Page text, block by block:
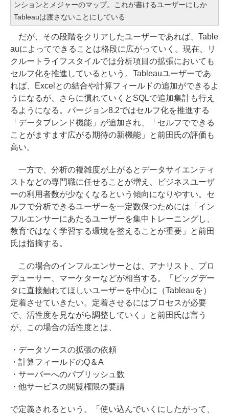
ンションとメジャーのマップ。これが書けるユーザーにしか
Tableauは渡さないことにしている
だが、その段階をクリアしたユーザーであれば、Table
auによってできることは格段に広がっていく。現在、リ
クルートライフスタイルでは分析項目の拡張においても
セルフ化を推進しているという。Tableauユーザーであ
れば、Excelとの結合や計算フィールドの追加ができるよ
うになるが、さらに慣れていくとSQLで追加集計も行え
るようになる。バージョン8.2ではセルフ化を推進する
「データブレンド機能」が追加され、「セルフでできる
ことがますます広がる期待の新機能」と前田氏の評価も
高い。
一方で、分析の複雑度が上がるとデータサイエンティ
ストなどの専門職に任せることが増え、ビジネスユーザ
ーの利用者数が少なくなるという傾向になりやすい。セ
ルフで分析できるユーザーを一定数保つためには「イン
フルエンサーにあたるユーザーを集中トレーニングし、
教育ではなく学習する環境を整えることが重要」と前田
氏は指摘する。
この場合のインフルエンサーとは、アナリスト、プロ
デューサー、マーケターなどが相当する。「ビッグデー
タに直接触れてほしいユーザーを中心に（Tableauを）
定着させていきたい。定着させるにはプロセスが必要
で、活性度を見ながら調整していく」と前田氏は言う
が、この場合の活性度とは、
・データソースの拡張の依頼
・計算フィールドのQ＆A
・サーバーへのパブリッシュ数
・他サービスの閲覧権限の要請
で定義されるという。「使い込んでいくにしたがって、